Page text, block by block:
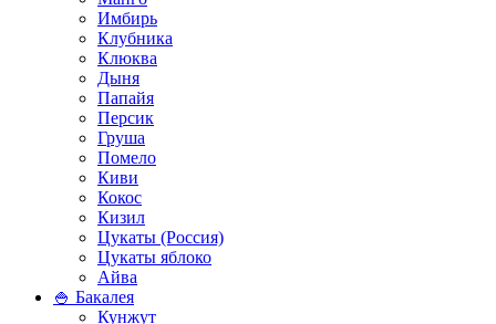
Имбирь
Клубника
Клюква
Дыня
Папайя
Персик
Груша
Помело
Киви
Кокос
Кизил
Цукаты (Россия)
Цукаты яблоко
Айва
🍚 Бакалея
Кунжут